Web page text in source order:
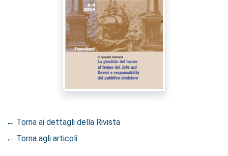
← Torna ai dettagli della Rivista
← Torna agli articoli